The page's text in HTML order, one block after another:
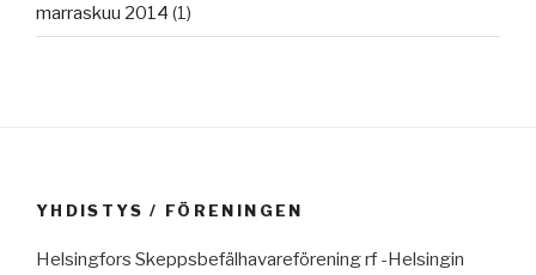
marraskuu 2014 (1)
YHDISTYS / FÖRENINGEN
Helsingfors Skeppsbefälhavareförening rf -Helsingin